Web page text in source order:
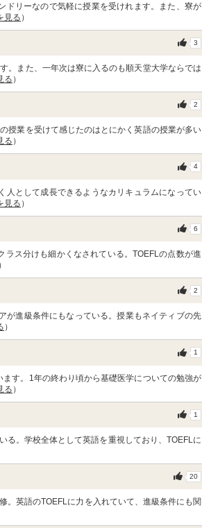
ドリーなので気軽に授業を受けれます。また、寮が
見る ）
3
。また、一年次は寮に入るのも順天堂大学ならでは
る ）
2
授業を受けて感じたのはとにかく英語の授業が多い
る ）
4
人として成長できるようなカリキュラムになってい
見る ）
6
ス分けも細かくなされている。TOEFLの点数が進
）
2
が進級条件にもなっている。授業もネイティブの先
）
1
す。1年の終わり頃から基礎医学についての勉強が
る ）
1
る。学校全体として英語を重視しており、TOEFLに
20
。英語のTOEFLに力を入れていて、進級条件にも関